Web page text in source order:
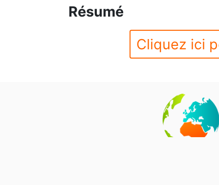
Résumé
Cliquez ici